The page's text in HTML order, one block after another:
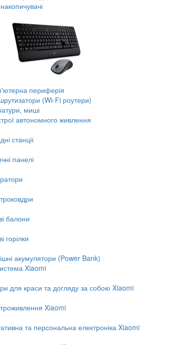
периферія
(Wi-Fi роутери)
миші
автономного живлення
станції
панелі
балони
горілки
акумулятори (Power Bank)
Xiaomi
для краси та догляду за собою Xiaomi
Xiaomi
та персональна електроніка Xiaomi